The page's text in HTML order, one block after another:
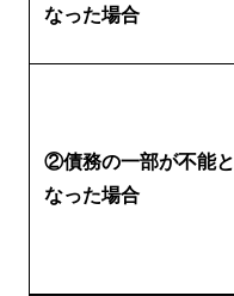
なった場合
②債務の一部が不能と
なった場合